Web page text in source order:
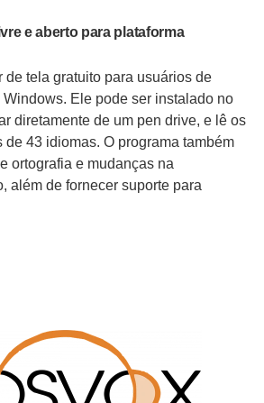
e aberto para plataforma
de tela gratuito para usuários de
Ele pode ser instalado no
diretamente de um pen drive, e lê os
de 43 idiomas. O programa também
ortografia e mudanças na
além de fornecer suporte para